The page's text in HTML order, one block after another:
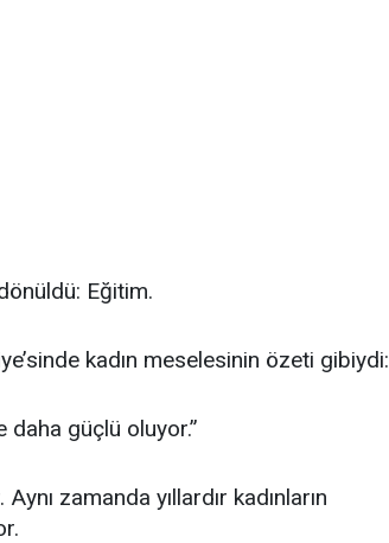
Eğitim.
kadın meselesinin özeti gibiydi:
daha güçlü oluyor.”
zamanda yıllardır kadınların